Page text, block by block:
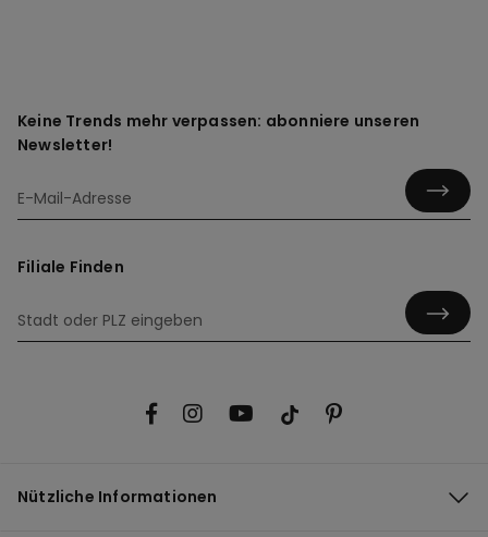
Keine Trends mehr verpassen: abonniere unseren
Newsletter!
Filiale Finden
Nützliche Informationen